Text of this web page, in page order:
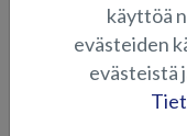
käyttöä
evästeiden
evästeistä